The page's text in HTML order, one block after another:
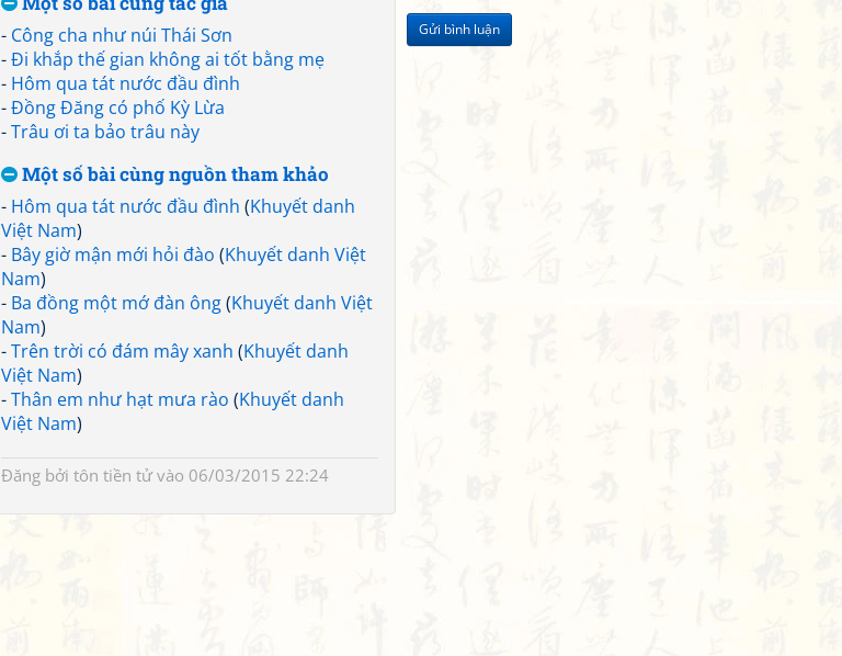
Gửi bình luận
- Công cha như núi Thái Sơn
-Đi khắp thế gian không ai tốt bằng mẹ
- Hôm qua tát nước đầu đình
-Đồng Đăng có phố Kỳ Lừa
-Trâu ơi ta bảo trâu này
Một số bài cùng nguồn tham khảo
- Hôm qua tát nước đầu đình (Khuyết danh
Việt Nam)
- Bây giờ mận mới hỏi đào (Khuyết danh Việt
Nam)
- Ba đồng một mớ đàn ông(Khuyết danh Việt
Nam)
-Trên trời có đám mây xanh (Khuyết danh
Việt Nam)
-Thân em như hạt mưa rào (Khuyết danh
Việt Nam)
Đăng bởi tôn tiền tửvào 06/03/2015 22:24